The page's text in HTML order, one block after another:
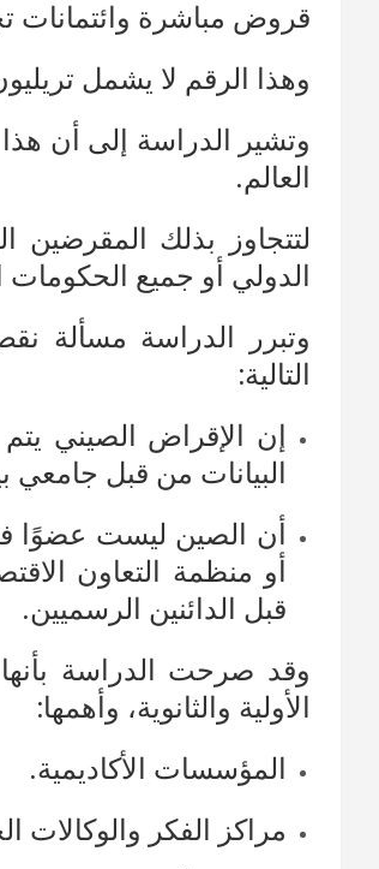
قروض مباشرة وائتمانات تجارية لأكثر
وهذا الرقم لا يشمل
وتشير الدراسة إلى أن
العالم.
لتتجاوز بذلك المقرضين
الدولي أو جميع الحكومات
وتبرر الدراسة مسألة
التالية:
إن الإقراض الصيني
البيانات من قبل جامعي
أن الصين ليست عضوًا
أو منظمة التعاون
قبل الدائنين الرسميين.
وقد صرحت الدراسة
الأولية والثانوية، وأهمها:
المؤسسات الأكاديمية.
مراكز الفكر والوكالات